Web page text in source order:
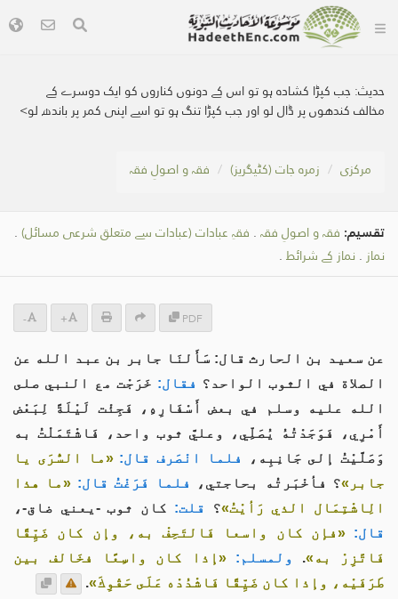
حدیث: جب کپڑا کشادہ ہو تو اس کے دونوں کناروں کو ایک دوسرے کے
مخالف کندھوں پر ڈال لو اور جب کپڑا تنگ ہو تو اسے اپنی کمر پر باندھ لو>
مرکزی زمرہ جات (کٹیگریز) فقہ و اصولِ فقہ
تقسیم: فقہ و اصولِ فقہ . فقہِ عبادات (عبادات سے متعلق شرعی مسائل) .
نماز . نماز کے شرائط .
PDF
+
-
عن سعيد بن الحارث قال: سَأَلنَا جابر بن عبد الله عن
الصلاة في الثوب الواحد؟ فقال: خَرَجْت مع النبي صلى
الله عليه وسلم في بعض أَسْفَارِهِ، فَجِئْت لَيْلَةً لِبَعْض
أَمْرِي، فَوَجَدْتُهُ يُصَلِّي، وعليَّ ثوب واحد، فَاشْتَمَلْتُ به
وَصَلَّيْتُ إلى جَانِبِه،
فلما انْصَرف قال: «ما السُّرَى يا
جابر»؟ فأخْبَرتُه بحاجتي، فلما فَرَغْتُ قال: «ما هذا
الِاشْتِمَال الذي رَأيْتُ»؟ قلت: كان ثوب -يعني ضاق-،
قال:
«فإن كان واسعا فَالتَحِفْ به، وإن كان ضَيِّقًا
فَاتَّزِرْ به». ولمسلم:
«إذا كان واسِعًا فخَالف بين
طَرَفَيْه، وإذا كان ضَيِّقًا فَاشْدُدْه عَلَى حَقْوِكَ».